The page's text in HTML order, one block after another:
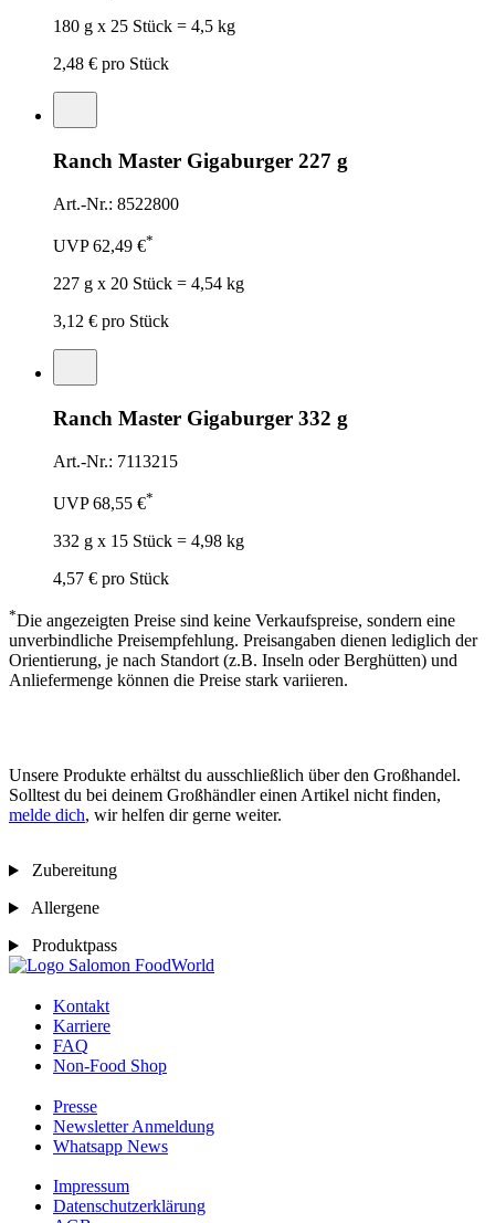
180 g x 25 Stück = 4,5 kg
2,48 € pro Stück
Ranch Master Gigaburger 227 g
Art.-Nr.: 8522800
UVP62,49 €*
227 g x 20 Stück = 4,54 kg
3,12 € pro Stück
Ranch Master Gigaburger 332 g
Art.-Nr.: 7113215
UVP68,55 €*
332 g x 15 Stück = 4,98 kg
4,57 € pro Stück
*Die angezeigten Preise sind keine Verkaufspreise, sondern eine
unverbindliche Preisempfehlung. Preisangaben dienen lediglich der
Orientierung, je nach Standort (z.B. Inseln oder Berghütten) und
Anliefermenge können die Preise stark variieren.
Unsere Produkte erhältst du ausschließlich über den Großhandel.
Solltest du bei deinem Großhändler einen Artikel nicht finden,
melde dich, wir helfen dir gerne weiter.
Zubereitung
Allergene
Produktpass
Kontakt
Karriere
FAQ
Non-Food Shop
Presse
Newsletter Anmeldung
Whatsapp News
Impressum
Datenschutzerklärung